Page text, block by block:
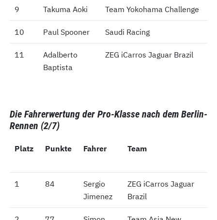
9 Takuma Aoki Team Yokohama Challenge
10 Paul Spooner Saudi Racing
11
Adalberto
Baptista
ZEG iCarros Jaguar Brazil
9
10
11
Die Fahrerwertung der Pro-Klasse nach dem Berlin-
Rennen (2/7)
Platz Punkte Fahrer Team
1 84
Sergio
Jimenez
ZEG iCarros Jaguar
Brazil
Platz
1